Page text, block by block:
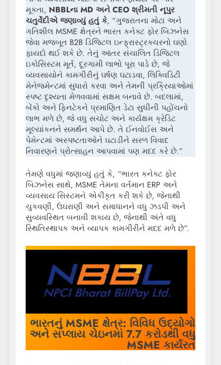
મૂકતા, NBBLના MD અને CEO શ્રીમતી નૂપુર
ચતુર્વેદીએ જણાવ્યું હતું કે, “ગુજરાતના મોટા અને
ગતિશીલ MSME ક્ષેત્રને ભારત કનેક્ટ ફોર બિઝનેસ
જેવા મજબૂત B2B ડિજિટલ ઇન્ફ્રાસ્ટ્રક્ચરનો ઘણો
ફાયદો થઈ શકે છે. તેનું આંતર સંચાલિત ડિજિટલ
ઇકોસિસ્ટમ મૂર્ત, દૂરગામી લાભો પૂરા પાડે છે, જે
વ્યવસાયોને કામગીરીનું ઘર્ષણ ઘટાડવા, લિક્વિડિટી
મેનેજમેન્ટમાં સુધારો કરવા અને તેમની પ્રક્રિયાઓમાં
સ્પષ્ટ દૃશ્યતા મેળવવામાં સક્ષમ બનાવે છે. બદલામાં,
બેંકો અને ફિનટેકને પ્રમાણિત ડેટા સુધીની પહોંચનો
લાભ મળે છે, જે વધુ સચોટ અને કાર્યક્ષમ ક્રેડિટ
મૂલ્યાંકનને સમર્થન આપે છે. તે ઈનવોઈસ અને
પેમેન્ટમાં અસ્પષ્ટતાઓને ઘટાડીને સરળ વિવાદ
નિવારણને પ્રોત્સાહન આપવામાં પણ મદદ કરે છે.”
તેમણે વધુમાં જણાવ્યું હતું કે, “ભારત કનેક્ટ ફોર
બિઝનેસ સાથે, MSME તેમના વર્તમાન ERP અને
વ્યવસાય સિસ્ટમને એકીકૃત કરી શકે છે, જેનાથી
ચુકવણી, ઉઘરાણી અને સમાધાનને વધુ ઝડપી અને
સુવ્યવસ્થિત બનાવી શકાય છે, જેનાથી અંતે વધુ
સ્થિતિસ્થાપક અને વ્યાપક કામગીરીને મદદ મળે છે”.
ભારતનુંMSME ક્ષેત્ર: વિવિધ ઉદ્યોગો
અને સપ્લાય ચેઇનમાં 7.7 કરોડથી વધુ
MSME કાર્યરત